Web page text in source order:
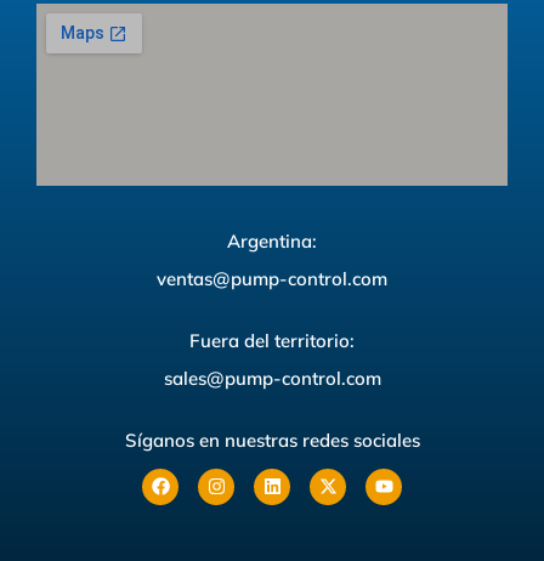
Argentina:
ventas@pump-control.com
Fuera del territorio:
sales@pump-control.com
Síganos en nuestras redes sociales